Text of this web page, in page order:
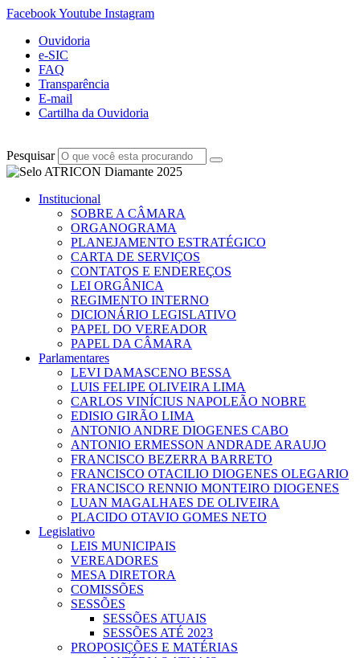
FacebookYoutube Instagram
Ouvidoria
e-SIC
FAQ
Transparência
E-mail
Cartilha da Ouvidoria
Pesquisar
Institucional
SOBRE A CÂMARA
ORGANOGRAMA
PLANEJAMENTO ESTRATÉGICO
CARTA DE SERVIÇOS
CONTATOS E ENDEREÇOS
LEI ORGÂNICA
REGIMENTO INTERNO
DICIONÁRIO LEGISLATIVO
PAPEL DO VEREADOR
PAPEL DA CÂMARA
Parlamentares
LEVI DAMASCENO BESSA
LUIS FELIPE OLIVEIRA LIMA
CARLOS VINÍCIUS NAPOLEÃO NOBRE
EDISIO GIRÃO LIMA
ANTONIO ANDRE DIOGENES CABO
ANTONIO ERMESSON ANDRADE ARAUJO
FRANCISCO BEZERRA BARRETO
FRANCISCO OTACILIO DIOGENES OLEGARIO
FRANCISCO RENNIO MONTEIRO DIOGENES
LUAN MAGALHAES DE OLIVEIRA
PLACIDO OTAVIO GOMES NETO
Legislativo
LEIS MUNICIPAIS
VEREADORES
MESA DIRETORA
COMISSÕES
SESSÕES
SESSÕES ATUAIS
SESSÕES ATÉ 2023
PROPOSIÇÕES E MATÉRIAS